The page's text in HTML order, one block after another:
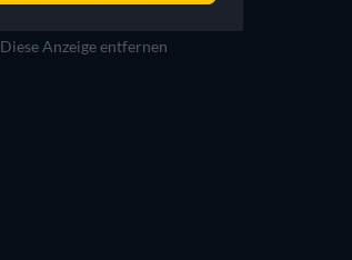
Diese Anzeige entfernen